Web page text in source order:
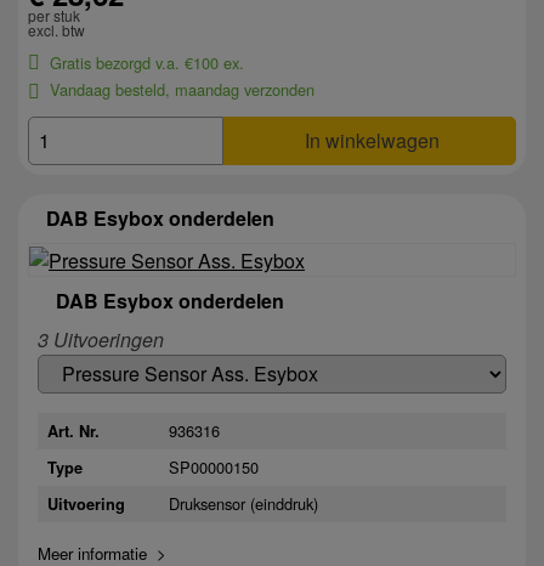
per stuk
excl. btw
Gratis bezorgd v.a. €100 ex.
Vandaag besteld, maandag verzonden
In winkelwagen
DAB Esybox onderdelen
DAB Esybox onderdelen
3 Uitvoeringen
Art. Nr. 936316
Type SP00000150
Uitvoering Druksensor (einddruk)
Meer informatie >